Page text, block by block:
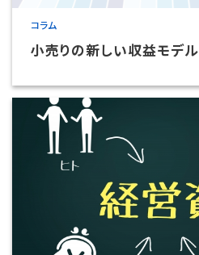
コラム
小売りの新しい収益モデル